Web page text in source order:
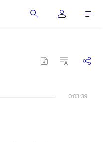
0:03:39
0:03:39